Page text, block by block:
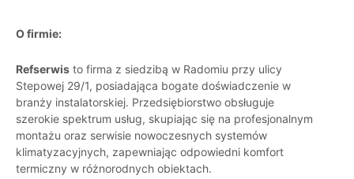
O firmie:
Refserwis to firma z siedzibą w Radomiu przy ulicy
Stepowej 29/1, posiadająca bogate doświadczenie w
branży instalatorskiej. Przedsiębiorstwo obsługuje
szerokie spektrum usług, skupiając się na profesjonalnym
montażu oraz serwisie nowoczesnych systemów
klimatyzacyjnych, zapewniając odpowiedni komfort
termiczny w różnorodnych obiektach.